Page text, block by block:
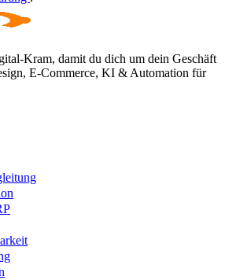
Kram, damit du dich um dein Geschäft
E-Commerce, KI & Automation für